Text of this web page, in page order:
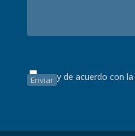
Estoy de acuerdo con la